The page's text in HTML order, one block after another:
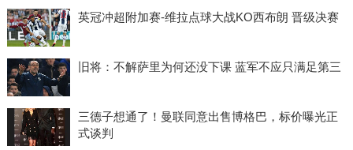
英冠冲超附加赛-维拉点球大战KO西布朗 晋级决赛
旧将：不解萨里为何还没下课 蓝军不应只满足第三
三德子想通了！曼联同意出售博格巴，标价曝光正
式谈判